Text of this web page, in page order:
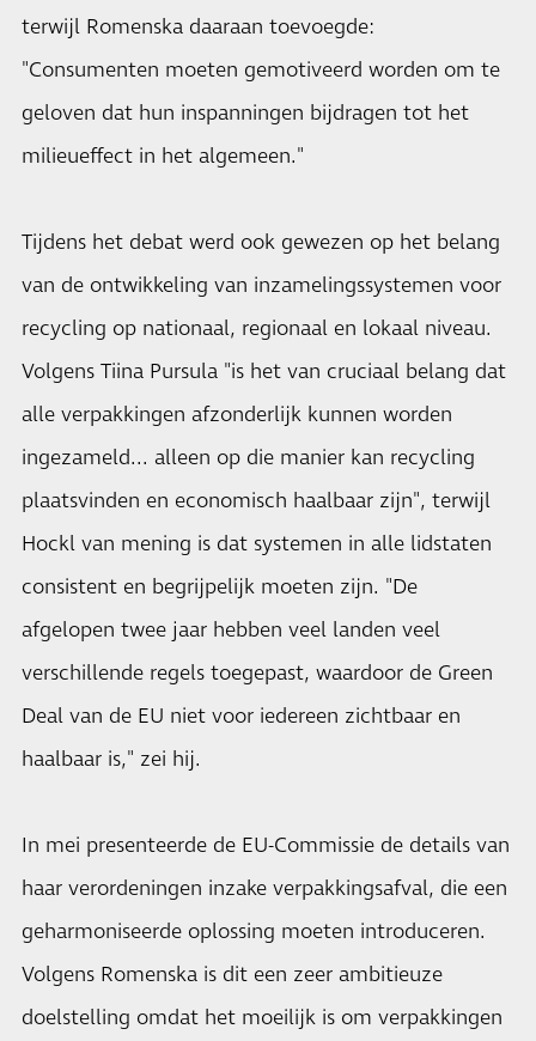
terwijl Romenska daaraan toevoegde:
"Consumenten moeten gemotiveerd worden om te
geloven dat hun inspanningen bijdragen tot het
milieueffect in het algemeen."
Tijdens het debat werd ook gewezen op het belang
van de ontwikkeling van inzamelingssystemen voor
recycling op nationaal, regionaal en lokaal niveau.
Volgens Tiina Pursula "is het van cruciaal belang dat
alle verpakkingen afzonderlijk kunnen worden
ingezameld... alleen op die manier kan recycling
plaatsvinden en economisch haalbaar zijn", terwijl
Hockl van mening is dat systemen in alle lidstaten
consistent en begrijpelijk moeten zijn. "De
afgelopen twee jaar hebben veel landen veel
verschillende regels toegepast, waardoor de Green
Deal van de EU niet voor iedereen zichtbaar en
haalbaar is," zei hij.
In mei presenteerde de EU-Commissie de details van
haar verordeningen inzake verpakkingsafval, die een
geharmoniseerde oplossing moeten introduceren.
Volgens Romenska is dit een zeer ambitieuze
doelstelling omdat het moeilijk is om verpakkingen